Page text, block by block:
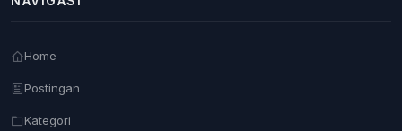
Home
Postingan
Kategori